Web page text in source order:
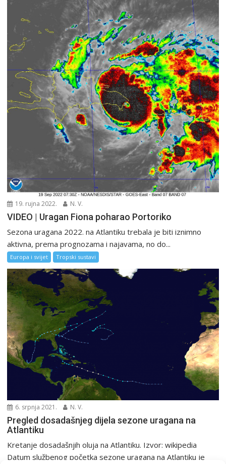
19. rujna 2022. N. V.
VIDEO | Uragan Fiona poharao Portoriko
Sezona uragana 2022. na Atlantiku trebala je biti iznimno
aktivna, prema prognozama i najavama, no do...
Europa i svijet Tropski sustavi
6. srpnja 2021. N. V.
Pregled dosadašnjeg dijela sezone uragana na
Atlantiku
Kretanje dosadašnjih oluja na Atlantiku. Izvor: wikipedia
Datum službenog početka sezone uragana na Atlantiku je